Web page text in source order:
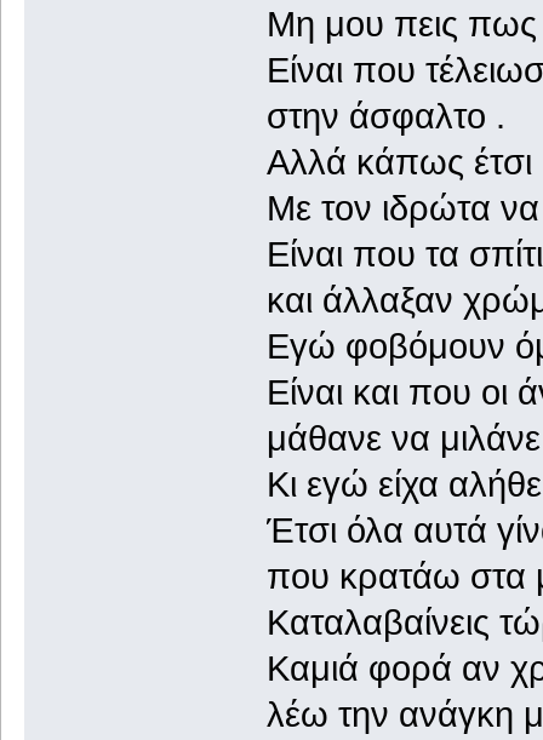
Μη μου πεις πως
Είναι που
στην άσφαλτο .
Αλλά κάπως
Με τον ιδρώτα
Είναι που τα
και άλλαξαν
Εγώ φοβόμουν
Είναι και που οι
μάθανε να
Κι εγώ είχα
Έτσι όλα αυτά
που κρατάω στα
Καταλαβαίνεις
Καμιά φορά αν
λέω την ανάγκη